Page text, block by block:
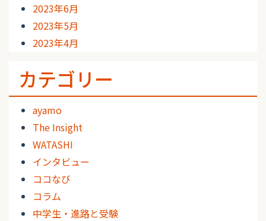
2023年6月
2023年5月
2023年4月
カテゴリー
ayamo
The Insight
WATASHI
インタビュー
ココなび
コラム
中学生・進路と受験